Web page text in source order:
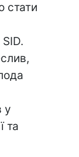
стати
у
та